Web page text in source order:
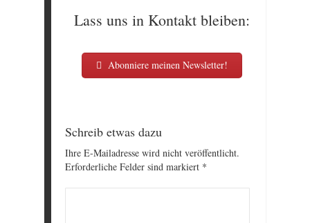
Lass uns in Kontakt bleiben:
Abonniere meinen Newsletter!
Schreib etwas dazu
Ihre E-Mailadresse wird nicht veröffentlicht.
Erforderliche Felder sind markiert *